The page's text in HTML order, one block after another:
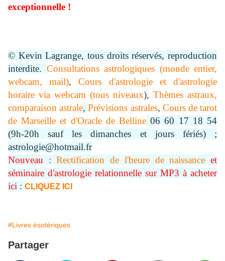
exceptionnelle !
© Kevin Lagrange, tous droits réservés, reproduction
interdite. Consultations astrologiques (monde entier,
webcam, mail),Cours d'astrologie et d'astrologie
horaire via webcam (tous niveaux), Thèmes astraux,
comparaison astrale,Prévisions astrales, Cours de tarot
de Marseille et d'Oracle de Belline 06 60 17 18 54
(9h-20h sauf les dimanches et jours fériés) ;
astrologie@hotmail.fr
Nouveau :Rectification de l'heure de naissance et
séminaire d'astrologie relationnelle sur MP3 à acheter
ici : CLIQUEZ ICI
#Livres ésotériques
Partager